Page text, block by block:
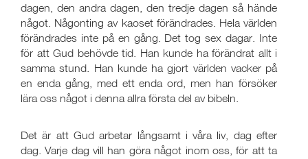
dagen, den andra dagen, den tredje dagen så hände
något. Någonting av kaoset förändrades. Hela världen
förändrades inte på en gång. Det tog sex dagar. Inte
för att Gud behövde tid. Han kunde ha förändrat allt i
samma stund. Han kunde ha gjort världen vacker på
en enda gång, med ett enda ord, men han försöker
lära oss något i denna allra första del av bibeln.
Det är att Gud arbetar långsamt i våra liv, dag efter
dag. Varje dag vill han göra något inom oss, för att ta